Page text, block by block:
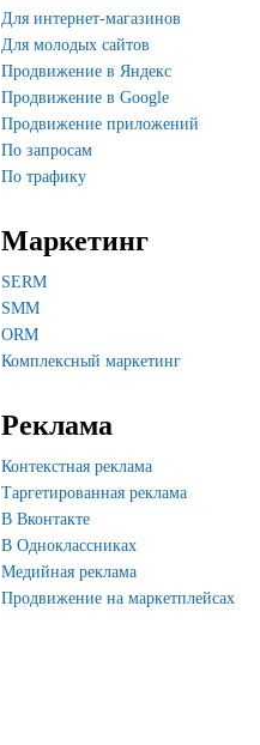
Для интернет-магазинов
Для молодых сайтов
Продвижение в Яндекс
Продвижение в Google
Продвижение приложений
По запросам
По трафику
Маркетинг
SERM
SMM
ORM
Комплексный маркетинг
Реклама
Контекстная реклама
Таргетированная реклама
В Вконтакте
В Одноклассниках
Медийная реклама
Продвижение на маркетплейсах